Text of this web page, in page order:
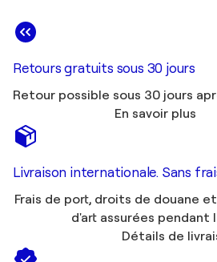
Retours gratuits sous 30 jours
Retour possible sous 30 jours
En savoir plus
Livraison internationale. Sans
Frais de port, droits de douane
d'art assurées pendant
Détails de